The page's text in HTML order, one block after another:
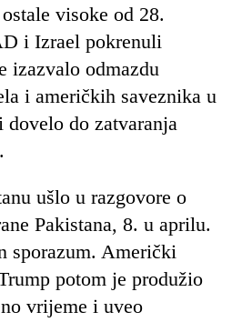
visoke od 28.
i Izrael pokrenuli
izazvalo odmazdu
i američkih saveznika u
do zatvaranja
ušlo u razgovore o
Pakistana, 8. u aprilu.
sporazum. Američki
potom je produžio
vrijeme i uveo